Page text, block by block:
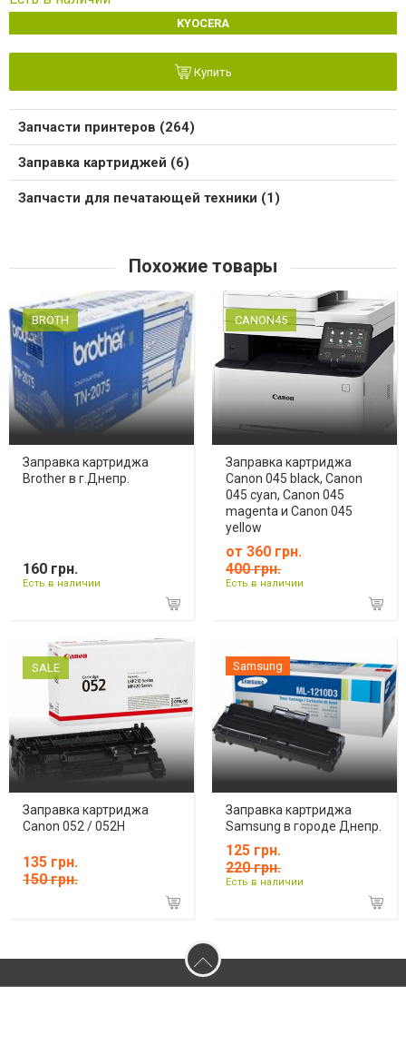
KYOCERA
Купить
Запчасти принтеров (264)
Заправка картриджей (6)
Запчасти для печатающей техники (1)
Похожие товары
BROTH
Заправка картриджа
Brother в г.Днепр.
160 грн.
Есть в наличии
CANON45
Заправка картриджа
Canon 045 black, Canon
045 cyan, Canon 045
magenta и Canon 045
yellow
от 360 грн.
400 грн.
Есть в наличии
SALE
Заправка картриджа
Canon 052 / 052H
135 грн.
150 грн.
Samsung
Заправка картриджа
Samsung в городе Днепр.
125 грн.
220 грн.
Есть в наличии